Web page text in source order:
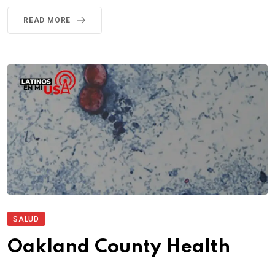
READ MORE
SALUD
Oakland County Health